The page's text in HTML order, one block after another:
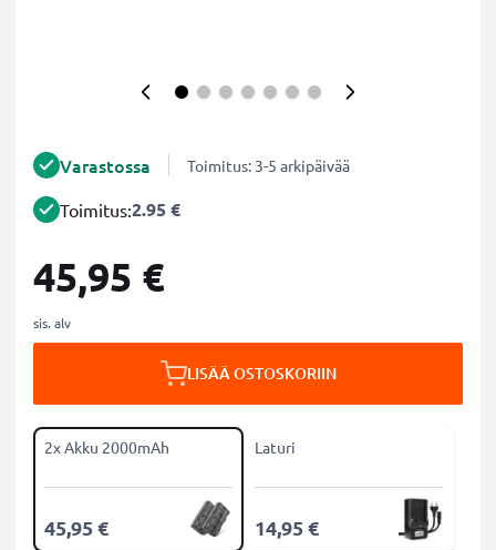
Varastossa Toimitus: 3-5 arkipäivää
Toimitus:2.95 €
45,95 €
sis. alv
LISÄÄ OSTOSKORIIN
2x Akku 2000mAh
45,95 €
Laturi
14,95 €